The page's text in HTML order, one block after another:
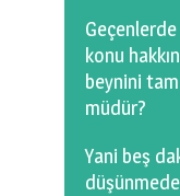
Hadi
konu
beynini
müdür?
Yani beş